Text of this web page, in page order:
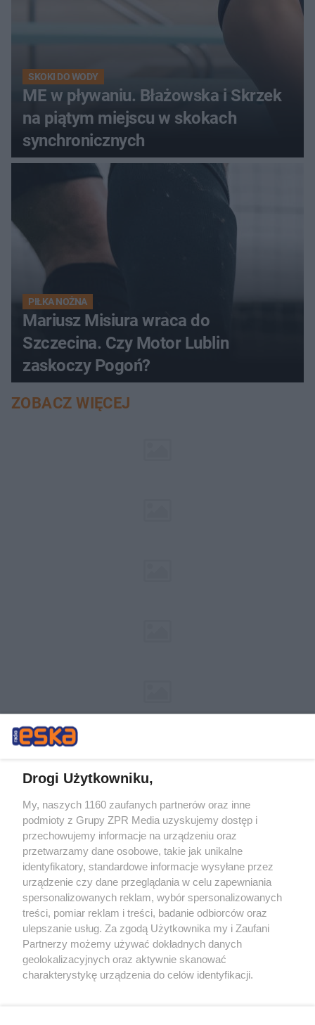
SKOKI DO WODY
ME w pływaniu. Błażowska i Skrzek
na piątym miejscu w skokach
synchronicznych
PIŁKA NOŻNA
Mariusz Misiura wraca do
Szczecina. Czy Motor Lublin
zaskoczy Pogoń?
ZOBACZ WIĘCEJ
Żaden utwór zamieszczony w serwisie nie może być powielany i
rozpowszechniany lub dalej rozpowszechniany w jakikolwiek sposób (w
tym także elektroniczny lub mechaniczny) na jakimkolwiek polu
eksploatacji w jakiejkolwiek formie, włącznie z umieszczaniem w
Internecie bez pisemnej zgody właściciela praw. Jakiekolwiek użycie lub
wykorzystanie utworów w całości lub w części z naruszeniem prawa,
tzn. bez właściwej zgody, jest zabronione pod groźbą kary i może być
ścigane prawnie.
Drogi Użytkowniku,
My, naszych 1160 zaufanych partnerów oraz inne
podmioty z Grupy ZPR Media uzyskujemy dostęp i
przechowujemy informacje na urządzeniu oraz
przetwarzamy dane osobowe, takie jak unikalne
identyfikatory, standardowe informacje wysyłane przez
urządzenie czy dane przeglądania w celu zapewniania
spersonalizowanych reklam, wybór spersonalizowanych
treści, pomiar reklam i treści, badanie odbiorców oraz
ulepszanie usług. Za zgodą Użytkownika my i Zaufani
Partnerzy możemy używać dokładnych danych
geolokalizacyjnych oraz aktywnie skanować
charakterystykę urządzenia do celów identyfikacji.